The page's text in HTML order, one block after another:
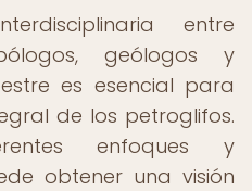
entre
geólogos y
es esencial para
de los petroglifos.
enfoques y
obtener una visión